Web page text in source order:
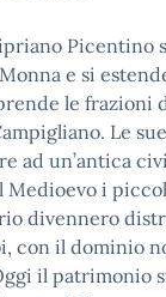
Picentino
e si
le frazioni
Le
ad un’antica
Medioevo i
divennero
con il dominio
il patrimonio